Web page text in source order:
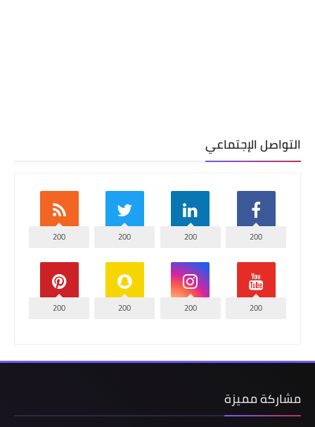
التواصل الإجتماعي
200
200
200
200
200
200
200
200
مشاركة مميزة